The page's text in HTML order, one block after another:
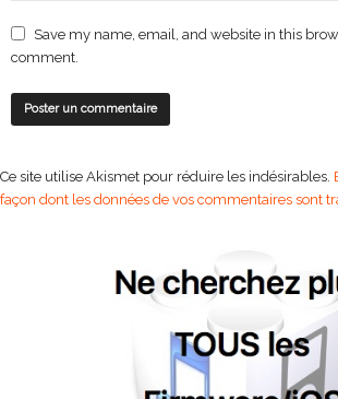
Save my name, email, and website in this
comment.
Ce site utilise Akismet pour réduire les indésirables.
façon dont les données de vos commentaires sont